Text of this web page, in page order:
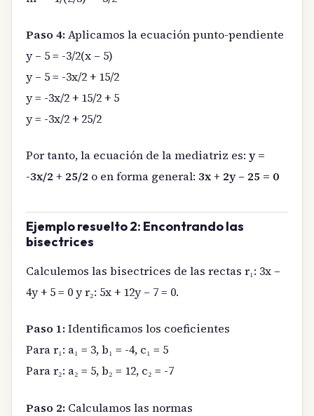
Paso 4:Aplicamos la ecuación punto-pendiente
y – 5 = -3/2(x – 5)
y – 5 = -3x/2 + 15/2
y = -3x/2 + 15/2 + 5
y = -3x/2 + 25/2
Por tanto, la ecuación de la mediatriz es: y =
-3x/2 + 25/2 o en forma general: 3x + 2y – 25 = 0
Ejemplo resuelto 2: Encontrando las
bisectrices
Calculemos las bisectrices de las rectas r₁: 3x –
4y + 5 = 0 y r₂: 5x + 12y – 7 = 0.
Paso 1:Identificamos los coeficientes
Para r₁: a₁ = 3, b₁ = -4, c₁ = 5
Para r₂: a₂ = 5, b₂ = 12, c₂ = -7
Paso 2: Calculamos las normas